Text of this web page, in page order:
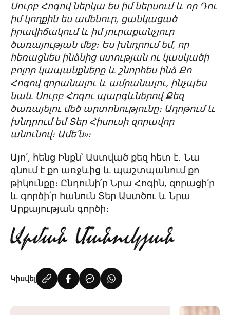
Սուրբ Հոգով ներկա ես իմ ներսում և որ Դու
իմ կողքին ես ամենուր, ցանկացած
իրավիճակում և իմ յուրաքանչյուր
ծառայության մեջ։ Ես խնդրում եմ, որ
հեռացնես ինձնից ստության ու կասկածի
բոլոր կապանքները և շնորհես ինձ Քո
Հոգով զորանալու և ամրանալու, ինչպես
նաև Սուրբ Հոգու պարգևներով Քեզ
ծառայելու մեծ արտոնությունը։ Աղոթում և
խնդրում եմ Տեր Հիսուսի զորավոր
անունով։ Ամե՛ն»։
Այո՛, հենց Ինքն՝ Աստված քեզ հետ է․ Նա
գնում է քո առջևից և պաշտպանում քո
թիկունքը։ Ընդունի՛ր Նրա Հոգին, զորացի՛ր
և գործի՛ր հանուն Տեր Աստծու և Նրա
Արքայության գործի։
Կիսվել